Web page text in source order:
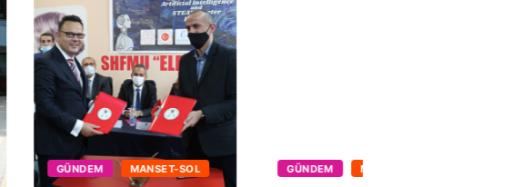
MANSET-SOL GÜNDEM MANSET-SOL